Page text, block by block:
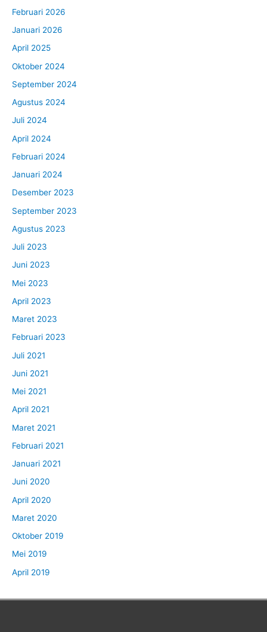
Februari 2026
Januari 2026
April 2025
Oktober 2024
September 2024
Agustus 2024
Juli 2024
April 2024
Februari 2024
Januari 2024
Desember 2023
September 2023
Agustus 2023
Juli 2023
Juni 2023
Mei 2023
April 2023
Maret 2023
Februari 2023
Juli 2021
Juni 2021
Mei 2021
April 2021
Maret 2021
Februari 2021
Januari 2021
Juni 2020
April 2020
Maret 2020
Oktober 2019
Mei 2019
April 2019